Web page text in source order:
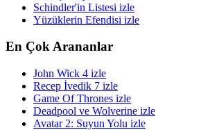
Schindler'in Listesi izle
Yüzüklerin Efendisi izle
En Çok Arananlar
John Wick 4 izle
Recep İvedik 7 izle
Game Of Thrones izle
Deadpool ve Wolverine izle
Avatar 2: Suyun Yolu izle